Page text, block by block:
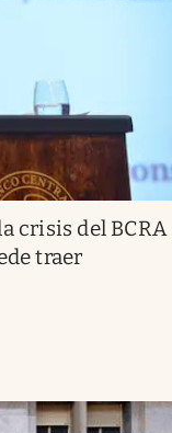
crisis del BCRA
traer